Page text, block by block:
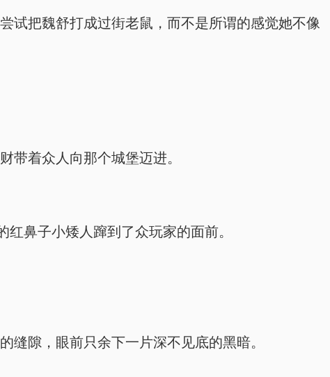
试把魏舒打成过街老鼠，而不是所谓的感觉她不像
带着众人向那个城堡迈进。
鼻子小矮人蹿到了众玩家的面前。
缝隙，眼前只余下一片深不见底的黑暗。